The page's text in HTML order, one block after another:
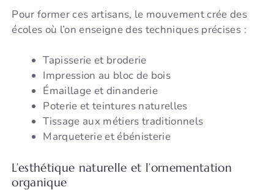
Pour former ces artisans, le mouvement crée des
écoles où l’on enseigne des techniques précises :
Tapisserie et broderie
Impression au bloc de bois
Émaillage et dinanderie
Poterie et teintures naturelles
Tissage aux métiers traditionnels
Marqueterie et ébénisterie
L’esthétique naturelle et l’ornementation
organique